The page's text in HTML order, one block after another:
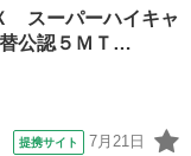
タイヤ６分 フォ
スーパーハイキャ
公認５ＭＴ…
提携サイト 7月21日